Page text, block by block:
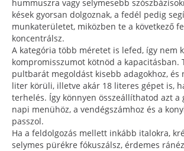
hummuszra vagy selymesebb
kések gyorsan dolgoznak, a fedél pedig
munkaterületet, miközben te a következő
koncentrálsz.
A kategória több méretet is lefed, így nem
kompromisszumot kötnöd a kapacitásban.
pultbarát megoldást kisebb adagokhoz, és
liter körüli, illetve akár 18 literes gépet is,
terhelés. Így könnyen összeállíthatod azt a
napi menühöz, a vendégszámhoz és a
passzol.
Ha a feldolgozás mellett inkább italokra,
selymes pürékre fókuszálsz, érdemes